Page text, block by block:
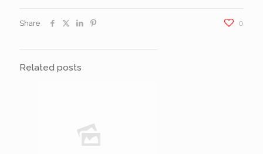
Share 0
Related posts